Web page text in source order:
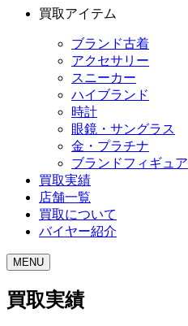
買取アイテム
ブランド古着
アクセサリー
スニーカー
ハイブランド
時計
眼鏡・サングラス
金・プラチナ
ブランドフィギュア
買取実績
店舗一覧
買取について
バイヤー紹介
MENU
買取実績